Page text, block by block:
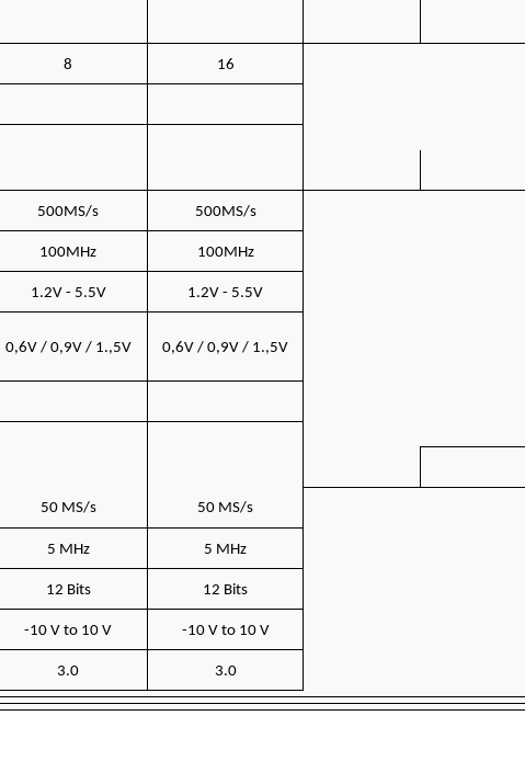
8 16
500MS/s 500MS/s
100MHz 100MHz
1.2V - 5.5V 1.2V - 5.5V
0,6V / 0,9V / 1.,5V 0,6V / 0,9V / 1.,5V
50 MS/s 50 MS/s
5 MHz 5 MHz
12 Bits 12 Bits
-10 V to 10 V -10 V to 10 V
3.0 3.0